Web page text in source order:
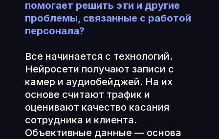
помогает решить эти и другие
проблемы, связанные с работой
персонала?
Все начинается с технологий.
Нейросети получают записи с
камер и аудиобейджей. На их
основе считают трафик и
оценивают качество касания
сотрудника и клиента.
Объективные данные — основа